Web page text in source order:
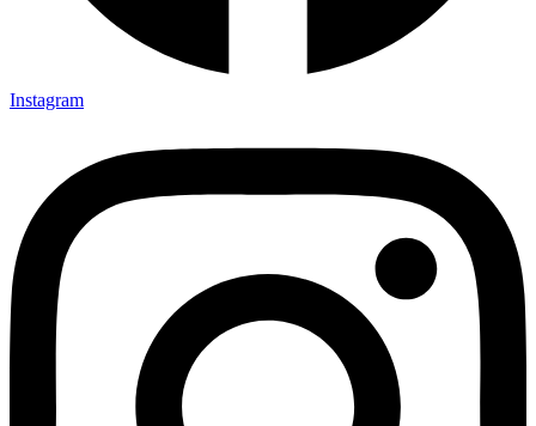
Instagram